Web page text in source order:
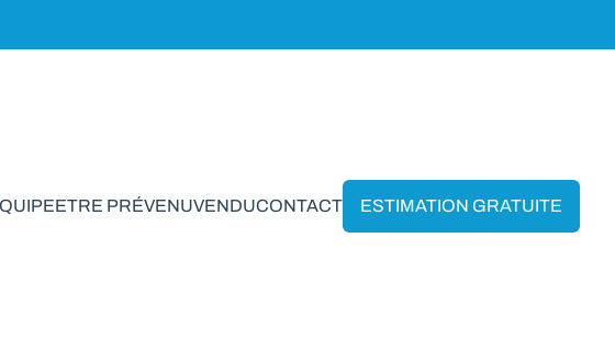
ETRE PRÉVENUVENDUCONTACT ESTIMATION GRATUITE
Ten-Noode